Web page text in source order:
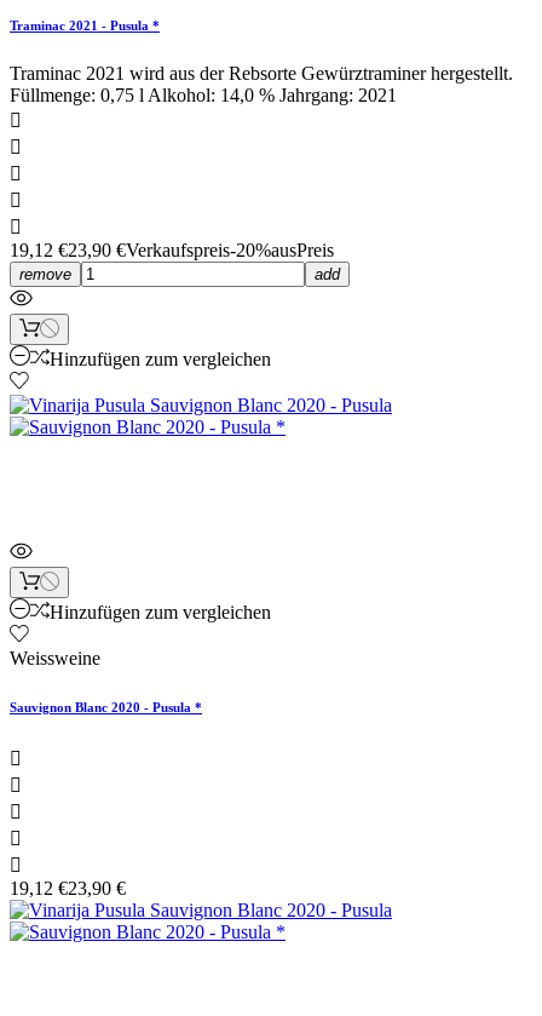
Traminac 2021 - Pusula *
Traminac 2021 wird aus der Rebsorte Gewürztraminer hergestellt.
Füllmenge: 0,75 l Alkohol: 14,0 % Jahrgang: 2021





19,12 €23,90 €Verkaufspreis-20%ausPreis
remove add
Hinzufügen zum vergleichen
Hinzufügen zum vergleichen
Weissweine
Sauvignon Blanc 2020 - Pusula *





19,12 €23,90 €